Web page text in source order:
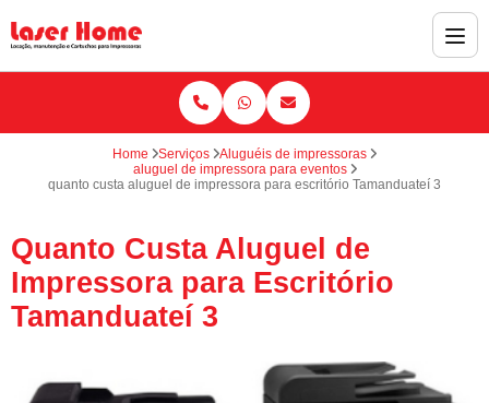
Home Serviços
Aluguéis de impressoras
aluguel de impressora para eventos
quanto custa aluguel de impressora para escritório Tamanduateí 3
Quanto Custa Aluguel de
Impressora para Escritório
Tamanduateí 3